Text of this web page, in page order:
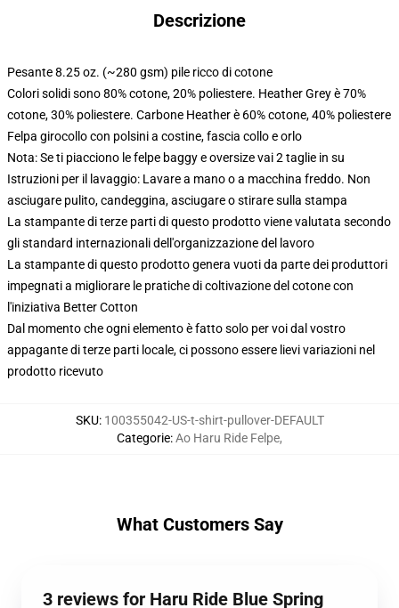
Descrizione
Pesante 8.25 oz. (~280 gsm) pile ricco di cotone
Colori solidi sono 80% cotone, 20% poliestere. Heather Grey è 70%
cotone, 30% poliestere. Carbone Heather è 60% cotone, 40% poliestere
Felpa girocollo con polsini a costine, fascia collo e orlo
Nota: Se ti piacciono le felpe baggy e oversize vai 2 taglie in su
Istruzioni per il lavaggio: Lavare a mano o a macchina freddo. Non
asciugare pulito, candeggina, asciugare o stirare sulla stampa
La stampante di terze parti di questo prodotto viene valutata secondo
gli standard internazionali dell'organizzazione del lavoro
La stampante di questo prodotto genera vuoti da parte dei produttori
impegnati a migliorare le pratiche di coltivazione del cotone con
l'iniziativa Better Cotton
Dal momento che ogni elemento è fatto solo per voi dal vostro
appagante di terze parti locale, ci possono essere lievi variazioni nel
prodotto ricevuto
SKU: 100355042-US-t-shirt-pullover-DEFAULT
Categorie:Ao Haru Ride Felpe,
What Customers Say
3 reviews for Haru Ride Blue Spring